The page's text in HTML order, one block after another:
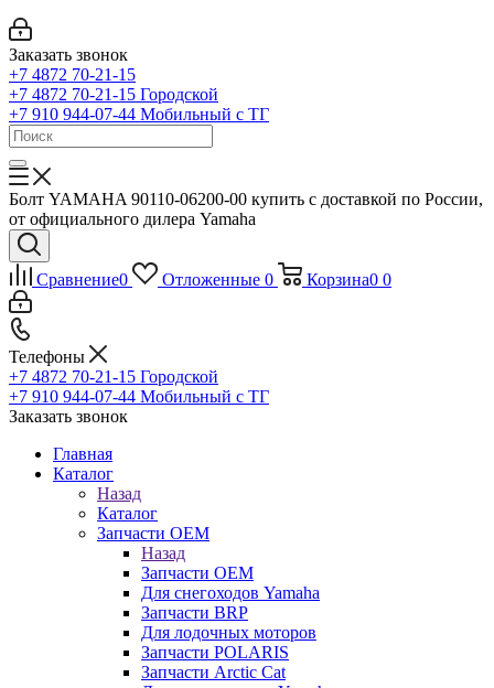
Заказать звонок
+7 4872 70-21-15
+7 4872 70-21-15 Городской
+7 910 944-07-44 Мобильный с ТГ
Болт YAMAHA 90110-06200-00 купить с доставкой по России,
от официального дилера Yamaha
Сравнение0 Отложенные 0 Корзина0 0
Телефоны
+7 4872 70-21-15 Городской
+7 910 944-07-44 Мобильный с ТГ
Заказать звонок
Главная
Каталог
Назад
Каталог
Запчасти OEM
Назад
Запчасти OEM
Для снегоходов Yamaha
Запчасти BRP
Для лодочных моторов
Запчасти POLARIS
Запчасти Arctic Cat